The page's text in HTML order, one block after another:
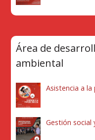
Área de
ambiental
Asistencia a
Gestión social